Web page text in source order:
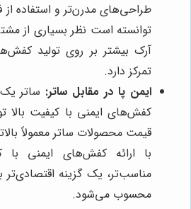
طراحی‌های مدرن‌تر و استفاده از
توانسته است نظر بسیاری از
آرک بیشتر بر روی تولید
تمرکز دارد.
ایمن پا در مقابل ساتر: ساتر
کفش‌های ایمنی با کیفیت بالا
قیمت محصولات ساتر معمولاً
با ارائه کفش‌های ایمنی
مناسب‌تر، یک گزینه اقتصادی‌تر
محسوب می‌شود.